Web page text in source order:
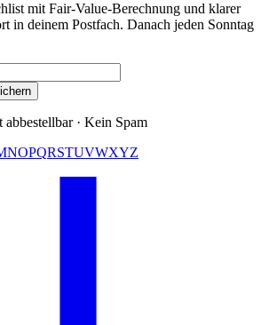
mit Fair-Value-Berechnung und klarer
in deinem Postfach. Danach jeden Sonntag
abbestellbar · Kein Spam
NOPQRSTUVWXYZ